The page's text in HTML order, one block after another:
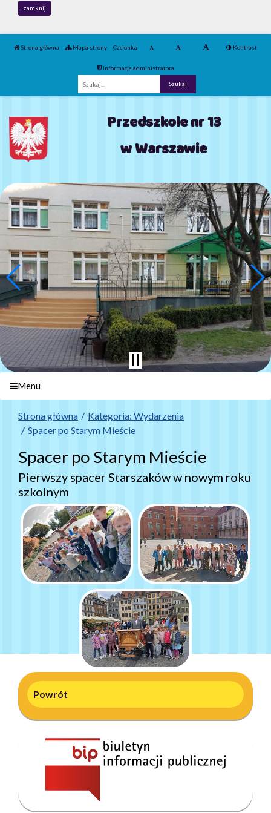
zamknij
Strona główna Mapa strony Czcionka Kontrast
Informacja administratora
Przedszkole nr 13
w Warszawie
Menu
Strona główna
Kategoria: Wydarzenia
Spacer po Starym Mieście
Spacer po Starym Mieście
Pierwszy spacer Starszaków w nowym roku
szkolnym
Powrót